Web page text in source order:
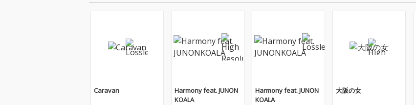
Caravan
Harmony feat. JUNON
KOALA
Harmony feat. JUNON
KOALA
大阪の女